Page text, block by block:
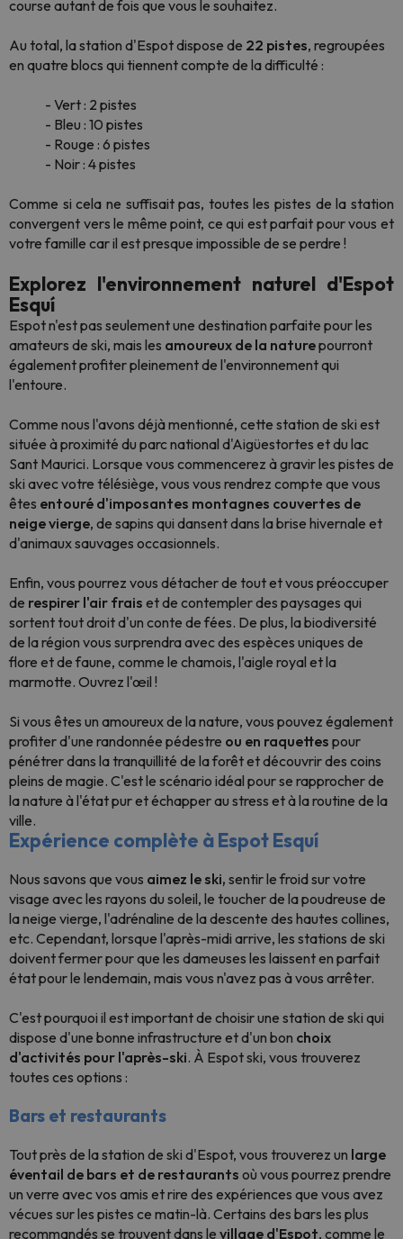
course autant de fois que vous le souhaitez.
Au total, la station d'Espot dispose de 22 pistes, regroupées
en quatre blocs qui tiennent compte de la difficulté :
- Vert : 2 pistes
- Bleu : 10 pistes
- Rouge : 6 pistes
- Noir : 4 pistes
Comme si cela ne suffisait pas, toutes les pistes de la station
convergent vers le même point, ce qui est parfait pour vous et
votre famille car il est presque impossible de se perdre !
Explorez l'environnement naturel d'Espot
Esquí
Espot n'est pas seulement une destination parfaite pour les
amateurs de ski, mais les amoureux de la naturepourront
également profiter pleinement de l'environnement qui
l'entoure.
Comme nous l'avons déjà mentionné, cette station de ski est
située à proximité du parc national d'Aigüestortes et du lac
Sant Maurici. Lorsque vous commencerez à gravir les pistes de
ski avec votre télésiège, vous vous rendrez compte que vous
êtes entouré d'imposantes montagnes couvertes de
neige vierge, de sapins qui dansent dans la brise hivernale et
d'animaux sauvages occasionnels.
Enfin, vous pourrez vous détacher de tout et vous préoccuper
de respirer l'air frais et de contempler des paysages qui
sortent tout droit d'un conte de fées. De plus, la biodiversité
de la région vous surprendra avec des espèces uniques de
flore et de faune, comme le chamois, l'aigle royal et la
marmotte. Ouvrez l'œil !
Si vous êtes un amoureux de la nature, vous pouvez également
profiter d'une randonnée pédestre ou en raquettes pour
pénétrer dans la tranquillité de la forêt et découvrir des coins
pleins de magie. C'est le scénario idéal pour se rapprocher de
la nature à l'état pur et échapper au stress et à la routine de la
ville.
Expérience complète à Espot Esquí
Nous savons que vous aimez le ski, sentir le froid sur votre
visage avec les rayons du soleil, le toucher de la poudreuse de
la neige vierge, l'adrénaline de la descente des hautes collines,
etc. Cependant, lorsque l'après-midi arrive, les stations de ski
doivent fermer pour que les dameuses les laissent en parfait
état pour le lendemain, mais vous n'avez pas à vous arrêter.
C'est pourquoi il est important de choisir une station de ski qui
dispose d'une bonne infrastructure et d'un bon choix
d'activités pour l'après-ski. À Espot ski, vous trouverez
toutes ces options :
Bars et restaurants
Tout près de la station de ski d'Espot, vous trouverez un large
éventail de bars et de restaurants où vous pourrez prendre
un verre avec vos amis et rire des expériences que vous avez
vécues sur les pistes ce matin-là. Certains des bars les plus
recommandés se trouvent dans le village d'Espot, comme le